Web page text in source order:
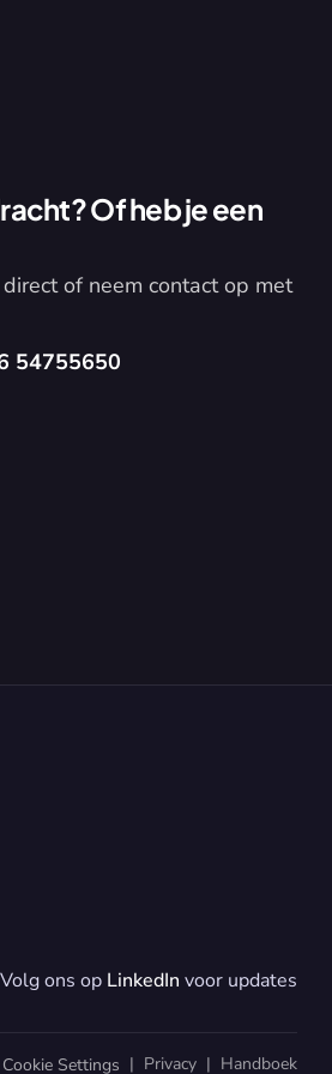
Of heb je een
of neem contact op met
54755650
Volg ons op LinkedIn voor updates
Cookie Settings
  |
Privacy
  |
Handboek